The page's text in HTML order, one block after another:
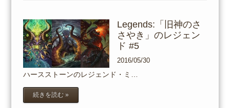
Legends:「旧神のさ
さやき」のレジェン
ド #5
2016/05/30
ハースストーンのレジェンド・ミ…
続きを読む »